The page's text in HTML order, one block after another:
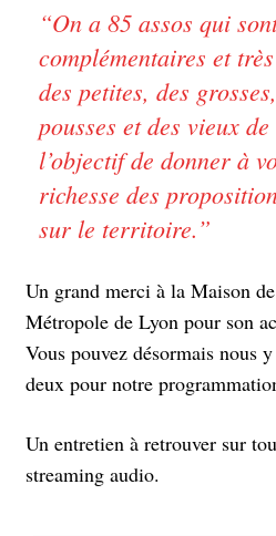
“On a 85 assos qui
complémentaires et
des petites, des
pousses et des vieux
l’objectif de donner à
richesse des
sur le territoire.”
Un grand merci à la Maison
Métropole de Lyon pour son
Vous pouvez désormais nous
deux pour notre
Un entretien à retrouver sur
streaming audio.